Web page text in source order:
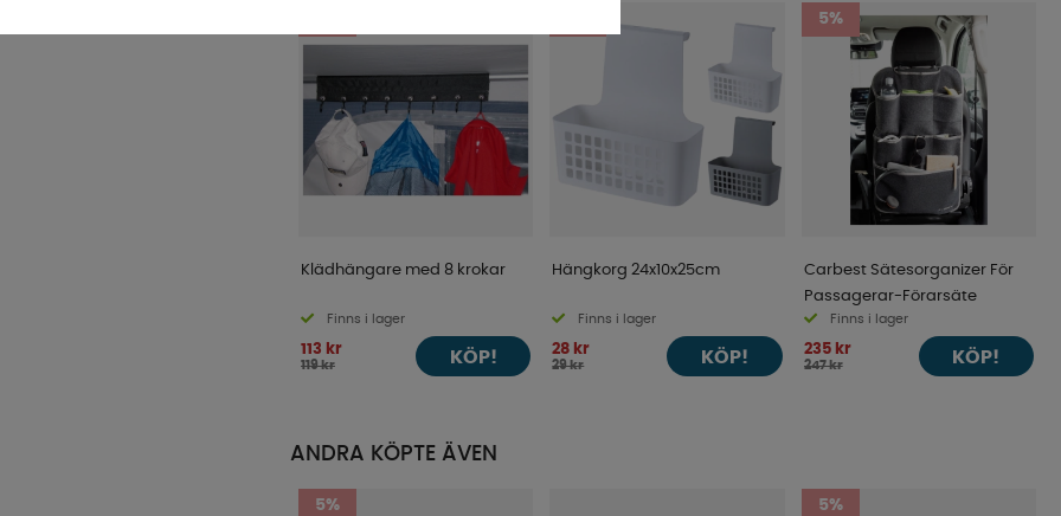
Klädhängare med 8 krokar
Finns i lager
113 kr
119 kr KÖP!
Hängkorg 24x10x25cm
Finns i lager
28 kr
29 kr KÖP!
5%
Carbest Sätesorganizer För
Passagerar-Förarsäte
Finns i lager
235 kr
247 kr KÖP!
ANDRA KÖPTE ÄVEN
5% 5%